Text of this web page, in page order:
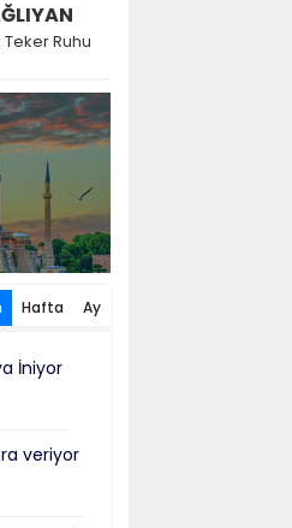
Ruhu
Hafta Ay
İniyor
veriyor